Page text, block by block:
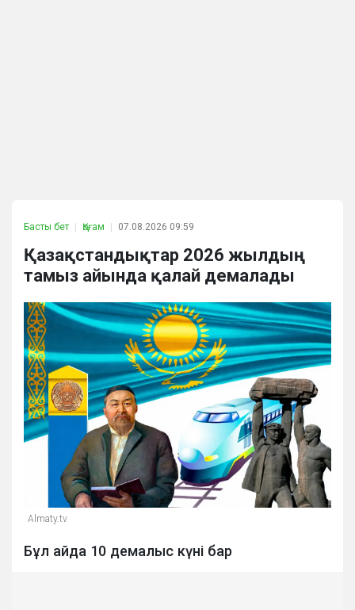
Басты бет Қоғам 07.08.2026 09:59
Қазақстандықтар 2026 жылдың
тамыз айында қалай демалады
Almaty.tv
Бұл айда 10 демалыс күні бар